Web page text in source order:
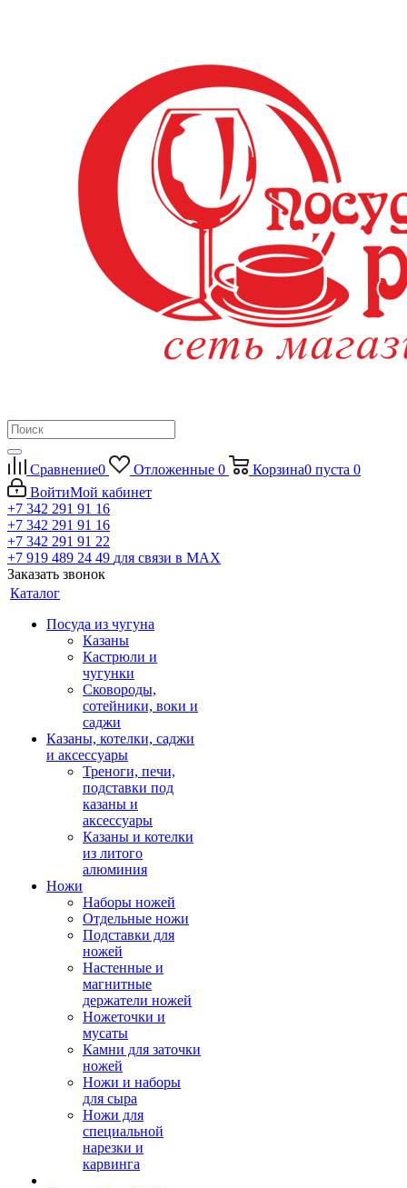
Сравнение0 Отложенные 0 Корзина0 пуста 0
ВойтиМой кабинет
+7 342 291 91 16
+7 342 291 91 16
+7 342 291 91 22
+7 919 489 24 49 для связи в МАХ
Заказать звонок
Каталог
Посуда из чугуна
Казаны
Кастрюли и
чугунки
Сковороды,
сотейники, воки и
саджи
Казаны, котелки, саджи
и аксессуары
Треноги, печи,
подставки под
казаны и
аксессуары
Казаны и котелки
из литого
алюминия
Ножи
Наборы ножей
Отдельные ножи
Подставки для
ножей
Настенные и
магнитные
держатели ножей
Ножеточки и
мусаты
Камни для заточки
ножей
Ножи и наборы
для сыра
Ножи для
специальной
нарезки и
карвинга